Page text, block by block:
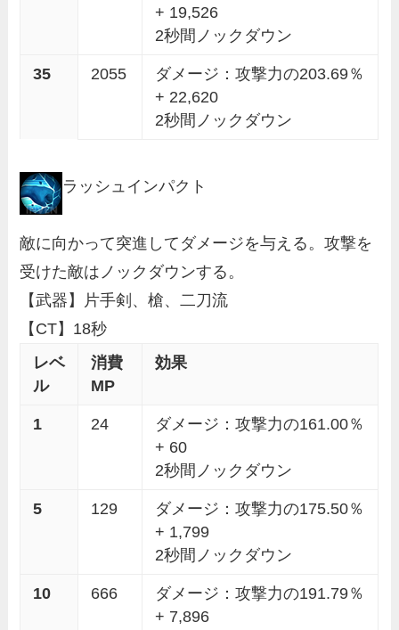
+ 19,526
2秒間ノックダウン
35 2055
ダメージ：攻撃力の203.69％
+ 22,620
2秒間ノックダウン
ラッシュインパクト
敵に向かって突進してダメージを与える。攻撃を
受けた敵はノックダウンする。
【武器】片手剣、槍、二刀流
【CT】18秒
レベ
ル
消費
MP
効果
1 24
ダメージ：攻撃力の161.00％
+ 60
2秒間ノックダウン
5 129
ダメージ：攻撃力の175.50％
+ 1,799
2秒間ノックダウン
10 666
ダメージ：攻撃力の191.79％
+ 7,896